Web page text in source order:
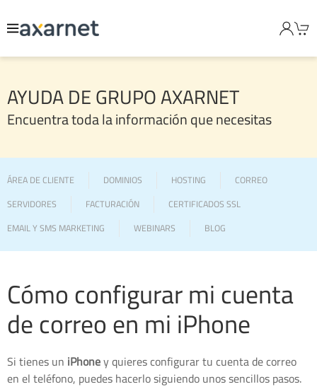
AYUDA DE GRUPO AXARNET
Encuentra toda la información que necesitas
ÁREA DE CLIENTE DOMINIOS HOSTING
CORREO
SERVIDORES
FACTURACIÓN
CERTIFICADOS SSL
EMAIL Y SMS MARKETING
WEBINARS BLOG
Cómo configurar mi cuenta
de correo en mi iPhone
Si tienes un iPhoney quieres configurar tu cuenta de correo
en el teléfono, puedes hacerlo siguiendo unos sencillos pasos.